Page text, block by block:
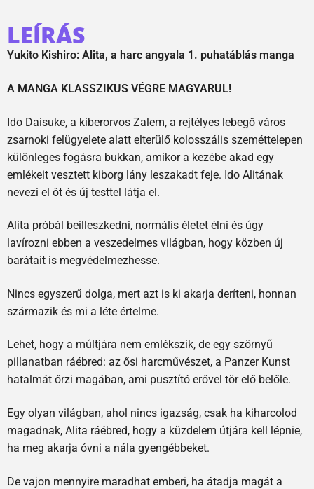
LEÍRÁS
Yukito Kishiro: Alita, a harc angyala 1. puhatáblás manga
A MANGA KLASSZIKUS VÉGRE MAGYARUL!
Ido Daisuke, a kiberorvos Zalem, a rejtélyes lebegő város
zsarnoki felügyelete alatt elterülő kolosszális szeméttelepen
különleges fogásra bukkan, amikor a kezébe akad egy
emlékeit vesztett kiborg lány leszakadt feje. Ido Alitának
nevezi el őt és új testtel látja el.
Alita próbál beilleszkedni, normális életet élni és úgy
lavírozni ebben a veszedelmes világban, hogy közben új
barátait is megvédelmezhesse.
Nincs egyszerű dolga, mert azt is ki akarja deríteni, honnan
származik és mi a léte értelme.
Lehet, hogy a múltjára nem emlékszik, de egy szörnyű
pillanatban ráébred: az ősi harcművészet, a Panzer Kunst
hatalmát őrzi magában, ami pusztító erővel tör elő belőle.
Egy olyan világban, ahol nincs igazság, csak ha kiharcolod
magadnak, Alita ráébred, hogy a küzdelem útjára kell lépnie,
ha meg akarja óvni a nála gyengébbeket.
De vajon mennyire maradhat emberi, ha átadja magát a